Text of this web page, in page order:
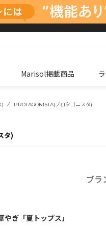
Marisol掲載商品
) PROTAGONISTA(プロタゴニスタ)
タ)
ブラ
やぎ「夏トップス」